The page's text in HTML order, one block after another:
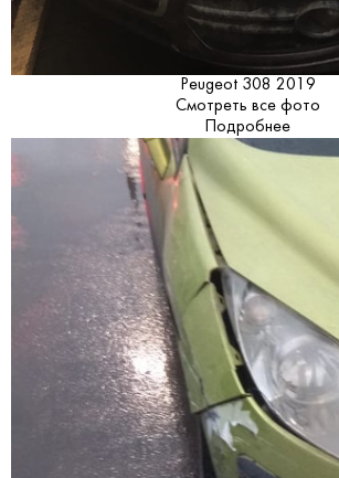
Peugeot 308 2019
Смотреть все фото
Подробнее